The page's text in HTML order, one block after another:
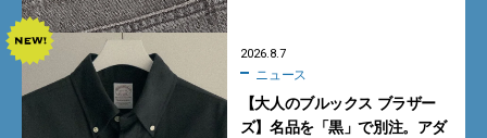
2026.8.7
ニュース
【大人のブルックス ブラザー
ズ】名品を「黒」で別注。アダ